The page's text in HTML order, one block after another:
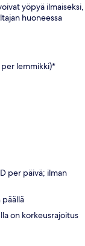
yöpyä ilmaiseksi,
huoneessa
lemmikki)*
per päivä; ilman
on korkeusrajoitus